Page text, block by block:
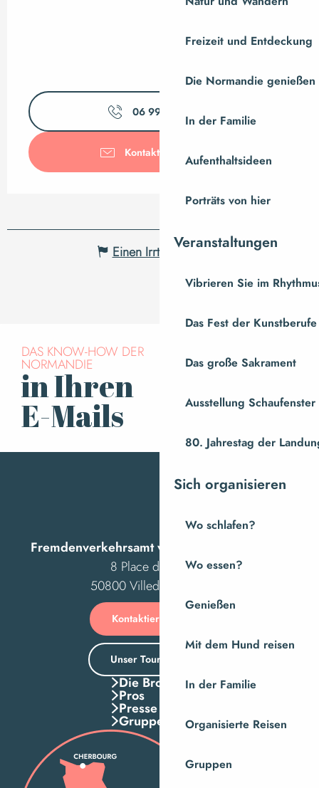
Freizeit und Entdeckung
Die Normandie genießen
In der Familie
Aufenthaltsideen
Porträts von hier
Veranstaltungen
Vibrieren Sie im
Das Fest der Kunstberufe
Das große Sakrament
Ausstellung
80. Jahrestag der
Sich organisieren
Wo schlafen?
Wo essen?
Genießen
Mit dem Hund reisen
In der Familie
Organisierte Reisen
Gruppen
06 99 95 83
Kontaktieren Sie uns
Einen Irrtum angeben
DAS KNOW-HOW DER
NORMANDIE
in Ihren
E-Mails
Fremdenverkehrsamt von Villedieu Intercom
8 Place des Costils
50800 Villedieu-les-Poêles
Kontaktieren Sie uns
Unser Tourismusbüro
Die Broschuren
Pros
Presse
Gruppen